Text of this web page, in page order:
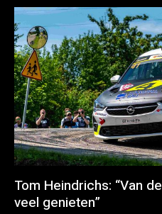
Tom Heindrichs: “Van
veel genieten”